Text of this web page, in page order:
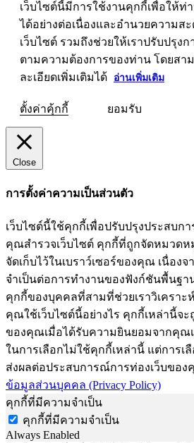
เว็บไซต์นี้มีการใช้งานคุกกี้เพื่อให้ท่
ได้อย่างต่อเนื่องและอำนวยความส
เว็บไซต์ รวมถึงช่วยให้เราปรับปรุง
ตามความต้องการของท่าน โดยสา
ละเอียดเพิ่มเติมได้
อ่านเพิ่มเติม
ตั้งค่าคุ้กกี้ ยอมรับ
Close
การตั้งค่าความเป็นส่วนตัว
เว็บไซต์นี้ใช้คุกกี้เพื่อปรับปรุงประสบ
คุณสำรวจเว็บไซต์ คุกกี้ที่ถูกจัดหมวดห
จัดเก็บไว้ในเบราว์เซอร์ของคุณ เนื่อง
จำเป็นต่อการทำงานของฟังก์ชันพื้นฐา
คุกกี้ของบุคคลที่สามที่ช่วยเราวิเคราะ
คุณใช้เว็บไซต์นี้อย่างไร คุกกี้เหล่านี้จะ
ของคุณเมื่อได้รับความยินยอมจากคุณ
ในการเลือกไม่ใช้คุกกี้เหล่านี้ แต่การเ
ส่งผลต่อประสบการณ์การท่องเว็บขอ
ข้อมูลส่วนบุคคล (Privacy Policy)
คุกกี้ที่มีความจำเป็น
คุกกี้ที่มีความจำเป็น
Always Enabled